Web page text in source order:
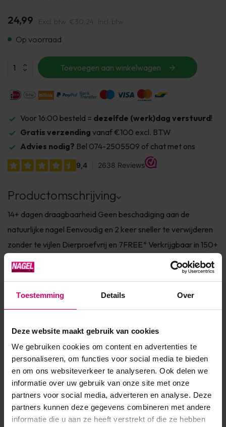
Toestemming Details Over
Deze website maakt gebruik van cookies
We gebruiken cookies om content en advertenties te
personaliseren, om functies voor social media te bieden
en om ons websiteverkeer te analyseren. Ook delen we
informatie over uw gebruik van onze site met onze
partners voor social media, adverteren en analyse. Deze
partners kunnen deze gegevens combineren met andere
informatie die u aan ze heeft verstrekt of die ze hebben
24,99 Excl. btw €30,24 Incl. btw
Op voorraad
Toevoegen aan winkelwagen
Voor 16:00 besteld = dezelfde (werk)dag verstuurd!
Gratis verzending vanaf €100 excl. BTW
Advies nodig? Bel 074-2505509 of chat met ons
Productomschrijving
14+ dagen draagbaarheid Geen beschadiging aan de
natuurlijke nagel Eenvoudig en 2 keer sneller te verwijderen
zonder te vijlen Dierproefvrij en 7FREE* Verkrijgbaar in 150+
fashionkleuren Info SHELLAC™ is dé innovatie van CND™.
SHELLAC™ is het meest superieure gel polish systeem in de
markt! Het systeem bestaat uit een Base Coat, Co...
Toon meer
Product specificaties
EAN 639370008745